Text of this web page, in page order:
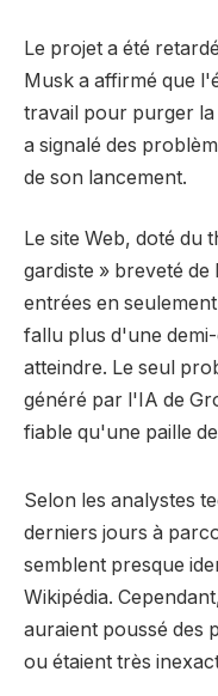
Le projet a été
Musk a affirmé que
travail pour purger la
a signalé des
de son lancement.
Le site Web, doté du
gardiste » breveté
entrées en
fallu plus d'une
atteindre. Le seul
généré par l'IA de
fiable qu'une paille
Selon les analystes
derniers jours à
semblent presque
Wikipédia.
auraient poussé des
ou étaient très